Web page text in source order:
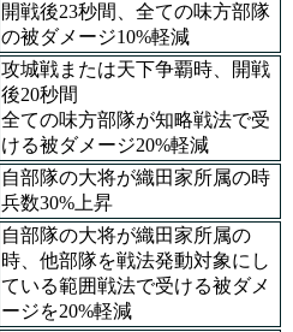
開戦後23秒間、全ての味方部隊
の被ダメージ10%軽減
攻城戦または天下争覇時、開戦
後20秒間
全ての味方部隊が知略戦法で受
ける被ダメージ20%軽減
自部隊の大将が織田家所属の時
兵数30%上昇
自部隊の大将が織田家所属の
時、他部隊を戦法発動対象にし
ている範囲戦法で受ける被ダメ
ージを20%軽減